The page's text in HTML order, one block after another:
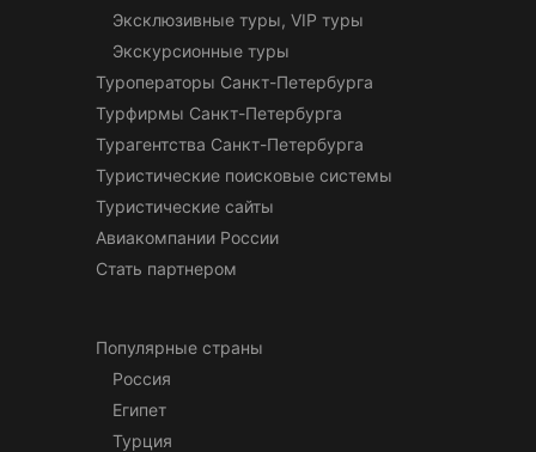
Эксклюзивные туры, VIP туры
Экскурсионные туры
Туроператоры Санкт-Петербурга
Турфирмы Санкт-Петербурга
Турагентства Санкт-Петербурга
Туристические поисковые системы
Туристические сайты
Авиакомпании России
Стать партнером
Популярные страны
Россия
Египет
Турция